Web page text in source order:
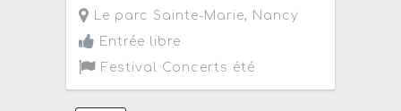
Le parc Sainte-Marie, Nancy
Entrée libre
Festival Concerts été